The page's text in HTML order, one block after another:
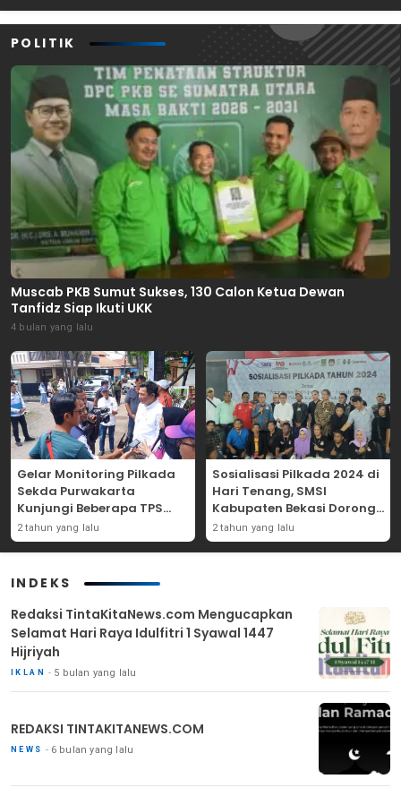
POLITIK
Muscab PKB Sumut Sukses, 130 Calon Ketua Dewan
Tanfidz Siap Ikuti UKK
4 bulan yang lalu
Gelar Monitoring Pilkada
Sekda Purwakarta
Kunjungi Beberapa TPS
Yang Ada Di Purwakarta
2 tahun yang lalu
Sosialisasi Pilkada 2024 di
Hari Tenang, SMSI
Kabupaten Bekasi Dorong
Angka Partisipasi
Masyarakat
2 tahun yang lalu
INDEKS
Redaksi TintaKitaNews.com Mengucapkan
Selamat Hari Raya Idulfitri 1 Syawal 1447
Hijriyah
IKLAN 5 bulan yang lalu
REDAKSI TINTAKITANEWS.COM
NEWS 6 bulan yang lalu